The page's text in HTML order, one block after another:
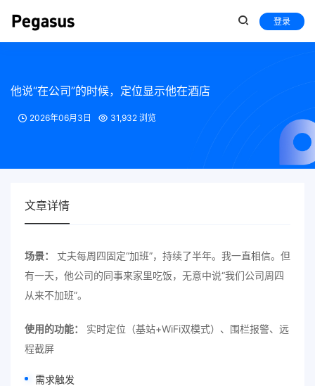
登录
他说“在公司”的时候，定位显示他在酒店
2026年06月3日 31,932 浏览
文章详情
场景：
丈夫每周四固定“加班”，持续了半年。我一直相信。但
有一天，他公司的同事来家里吃饭，无意中说“我们公司周四
从来不加班”。
使用的功能：
实时定位（基站+WiFi双模式）、围栏报警、远
程截屏
需求触发